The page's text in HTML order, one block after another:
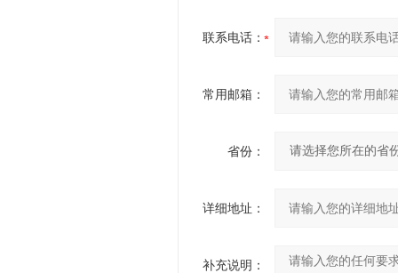
联系电话：
常用邮箱：
省份：
详细地址：
补充说明：